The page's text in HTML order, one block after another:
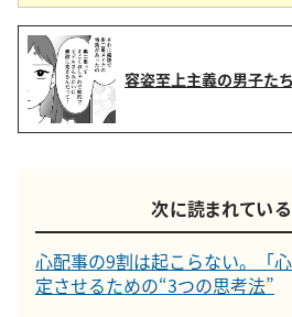
容姿至上主義の男子た
次に読まれてい
心配事の9割は起こらない。「
定させるための“3つの思考法”